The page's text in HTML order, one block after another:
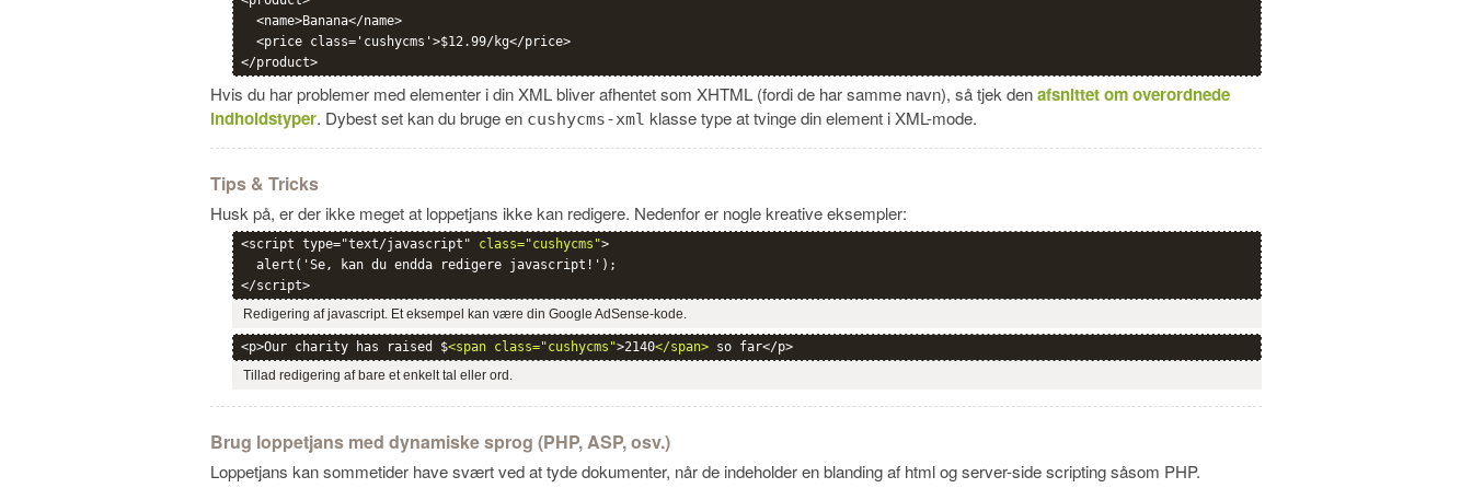
  <name>Banana</name>
  <price class='cushycms'>$12.99/kg</price>
Hvis du har problemer med elementer i din XML bliver afhentet som XHTML (fordi de har samme navn), så tjek denafsnittet om overordnede
indholdstyper. Dybest set kan du bruge en cushycms-xml klasse type at tvinge din element i XML-mode.
Tips & Tricks
Husk på, er der ikke meget at loppetjans ikke kan redigere. Nedenfor er nogle kreative eksempler:
<script type="text/javascript" class="cushycms">
  alert('Se, kan du endda redigere javascript!');
Redigering af javascript. Et eksempel kan være din Google AdSense-kode.
<p>Our charity has raised $<span class="cushycms">2140</span> so far</p>
Tillad redigering af bare et enkelt tal eller ord.
Brug loppetjans med dynamiske sprog (PHP, ASP, osv.)
Loppetjans kan sommetider have svært ved at tyde dokumenter, når de indeholder en blanding af html og server-side scripting såsom PHP.